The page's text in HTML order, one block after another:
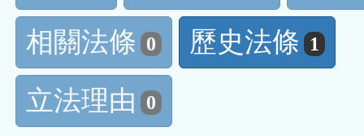
相關法條 0 歷史法條 1
立法理由 0